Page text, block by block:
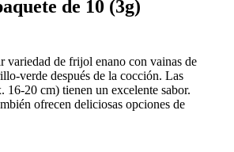
de 10 (3g)
variedad de frijol enano con vainas de
verde después de la cocción. Las
16-20 cm) tienen un excelente sabor.
ofrecen deliciosas opciones de